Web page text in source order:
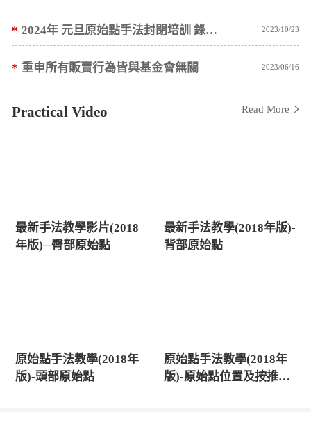
* 2024年 元旦原始點手法封閉培訓 錄取名單公告 2023/10/23
* 重申所有販賣行為皆與基金會無關 2023/06/16
Practical Video Read More
最新手法教學影片(2018
年版)─臀部原始點
最新手法教學(2018年版)-
背部原始點
原始點手法教學(2018年
版)-頭部原始點
原始點手法教學(2018年
版)-原始點位置及按推原